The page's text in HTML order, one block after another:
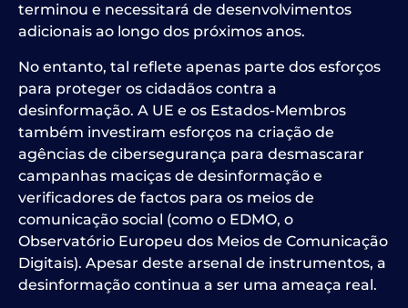
terminou e necessitará de desenvolvimentos
adicionais ao longo dos próximos anos.
No entanto, tal reflete apenas parte dos esforços
para proteger os cidadãos contra a
desinformação. A UE e os Estados-Membros
também investiram esforços na criação de
agências de cibersegurança para desmascarar
campanhas maciças de desinformação e
verificadores de factos para os meios de
comunicação social (como o EDMO, o
Observatório Europeu dos Meios de Comunicação
Digitais). Apesar deste arsenal de instrumentos, a
desinformação continua a ser uma ameaça real.